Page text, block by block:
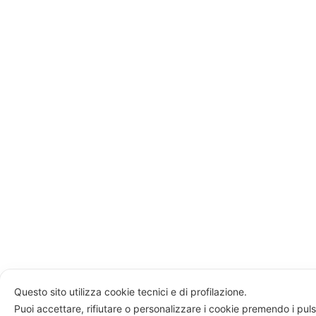
Questo sito utilizza cookie tecnici e di profilazione.
Puoi accettare, rifiutare o personalizzare i cookie premendo i